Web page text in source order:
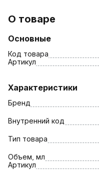
О товаре
Основные
Код товара
Артикул
Характеристики
Бренд
Внутренний код
Тип товара
Объем, мл
Артикул